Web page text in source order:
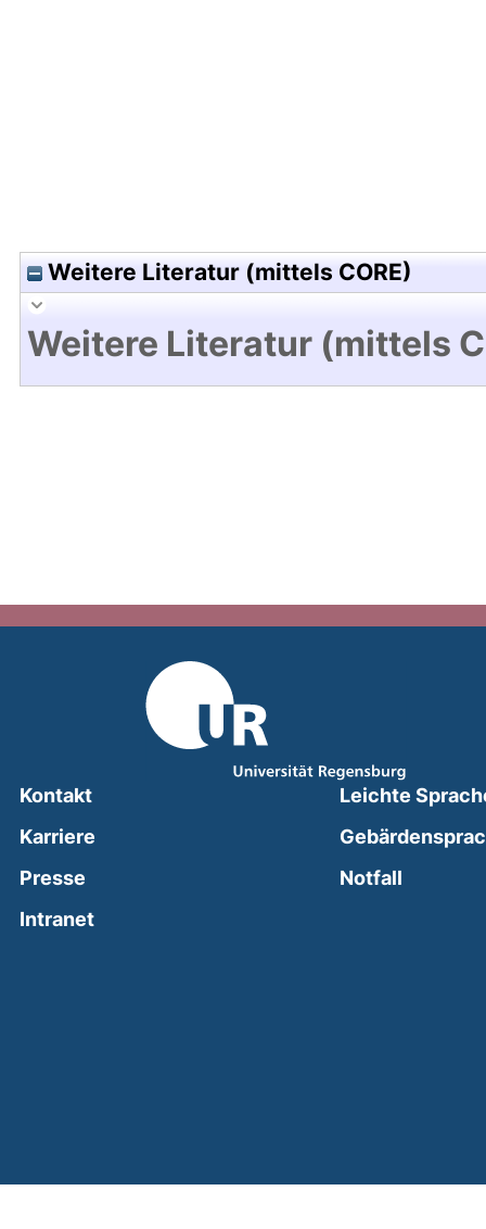
Weitere Literatur (mittels CORE)
Weitere Literatur (mittels
Kontakt
Karriere
Presse
Intranet(external link, opens in a new window)
Leichte
Notfall